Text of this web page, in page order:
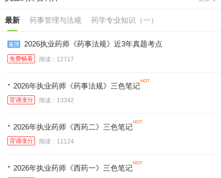
最新 药事管理与法规 药学专业知识（一）
药学专业知识（二） 药学综合知识与技能
中药学专业知识（一）
中药学综合知识与技能
2026执业药师《药事法规》近3年真题考点
免费畅看 阅读：12717
· 2026年执业药师《药事法规》三色笔记
背诵涨分 阅读：13342
· 2026年执业药师《西药二》三色笔记
背诵涨分 阅读：11124
· 2026年执业药师《西药一》三色笔记